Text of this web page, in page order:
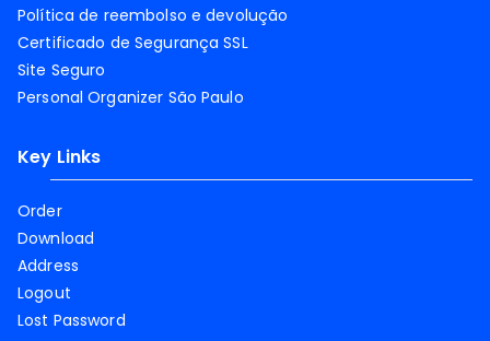
Política de reembolso e devolução
Certificado de Segurança SSL
Site Seguro
Personal Organizer São Paulo
Key Links
Order
Download
Address
Logout
Lost Password